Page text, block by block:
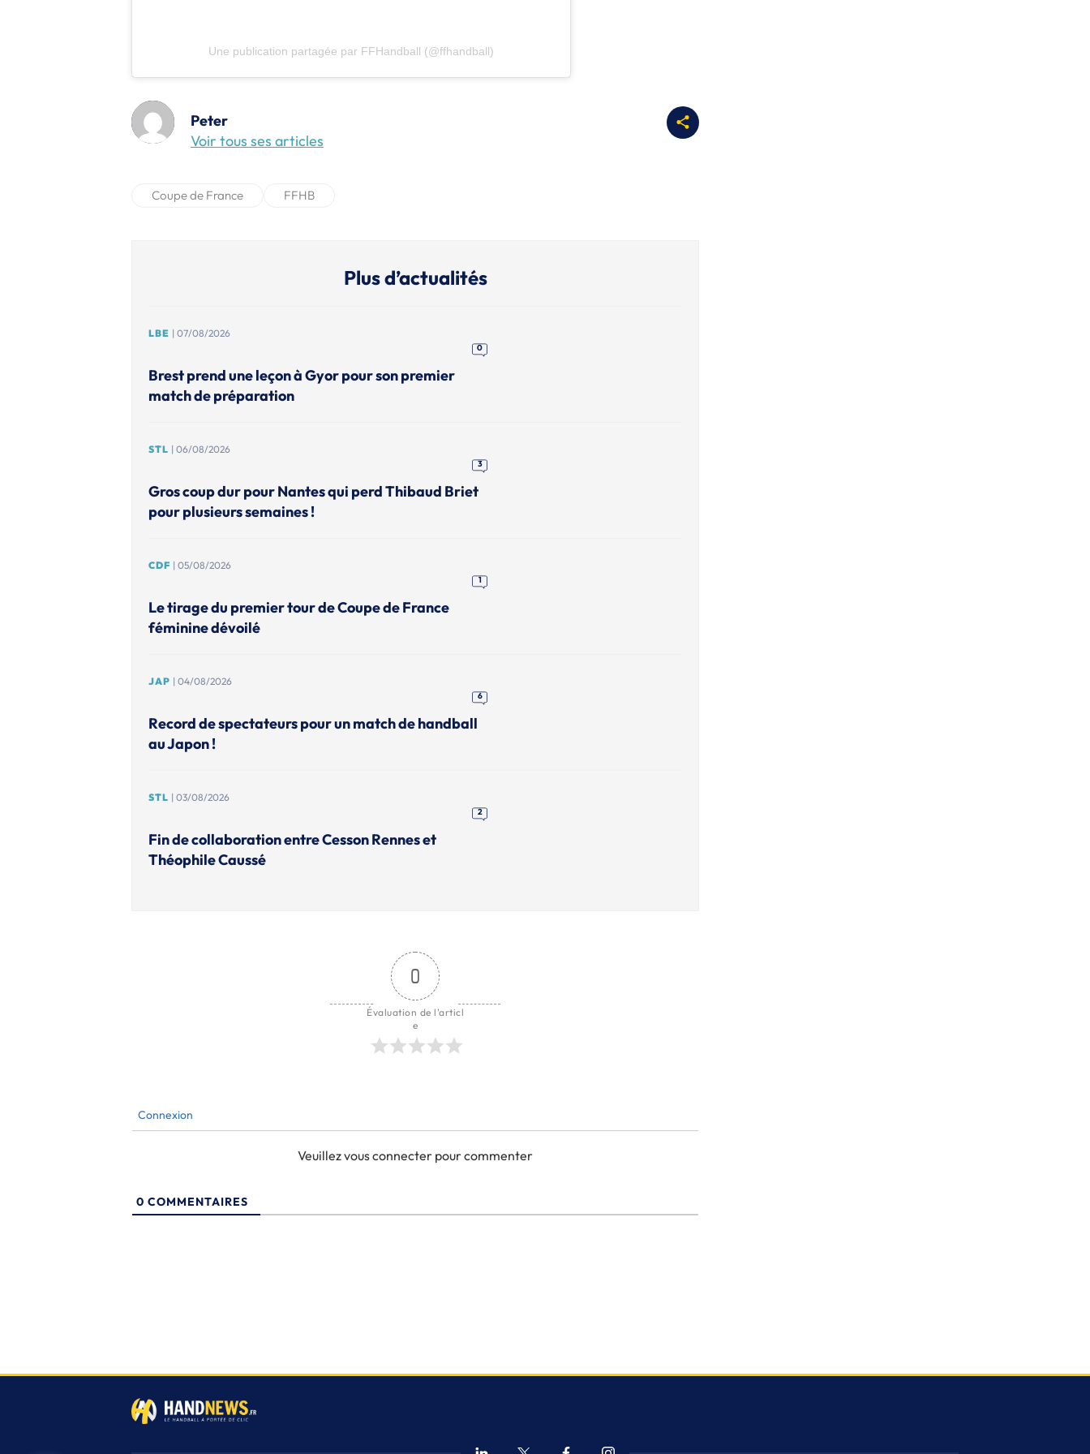
Une publication partagée par FFHandball (@ffhandball)
Peter
Voir tous ses articles
Coupe de France FFHB
Plus d’actualités
LBE | 07/08/2026
0
Brest prend une leçon à Gyor pour son premier
match de préparation
STL | 06/08/2026
3
Gros coup dur pour Nantes qui perd Thibaud Briet
pour plusieurs semaines !
CDF | 05/08/2026
1
Le tirage du premier tour de Coupe de France
féminine dévoilé
JAP | 04/08/2026
6
Record de spectateurs pour un match de handball
au Japon !
STL | 03/08/2026
2
Fin de collaboration entre Cesson Rennes et
Théophile Caussé
0
Évaluation de l'articl
e
Connexion
Veuillez vous connecter pour commenter
0 COMMENTAIRES